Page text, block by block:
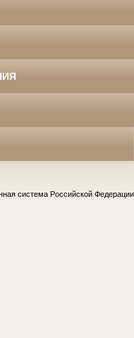
система Российской